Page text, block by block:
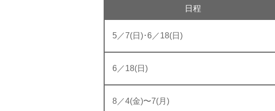
日程
5／7(日)･6／18(日)
6／18(日)
8／4(金)〜7(月)